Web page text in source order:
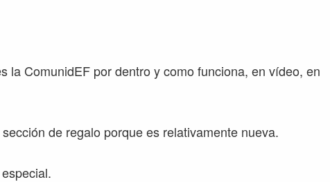
la ComunidEF por dentro y como funciona, en vídeo, en
de regalo porque es relativamente nueva.